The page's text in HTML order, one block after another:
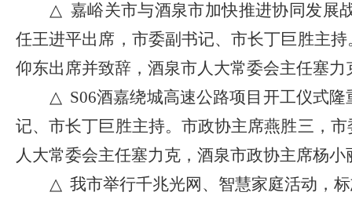
△ 嘉峪关市与酒泉市加快推进协同发展
任王进平出席，市委副书记、市长丁巨胜主
仰东出席并致辞，酒泉市人大常委会主任塞
△ S06酒嘉绕城高速公路项目开工仪式
记、市长丁巨胜主持。市政协主席燕胜三，
人大常委会主任塞力克，酒泉市政协主席杨小
△ 我市举行千兆光网、智慧家庭活动，